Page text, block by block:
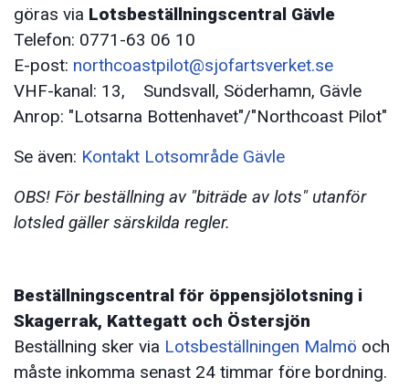
göras via Lotsbeställningscentral Gävle
Telefon: 0771-63 06 10
E-post: northcoastpilot@sjofartsverket.se
VHF-kanal: 13, Sundsvall, Söderhamn, Gävle
Anrop: "Lotsarna Bottenhavet"/"Northcoast Pilot"
Se även: Kontakt Lotsområde Gävle
OBS! För beställning av "biträde av lots" utanför
lotsled gäller särskilda regler.
Beställningscentral för öppensjölotsning i
Skagerrak, Kattegatt och Östersjön
Beställning sker via Lotsbeställningen Malmö och
måste inkomma senast 24 timmar före bordning.